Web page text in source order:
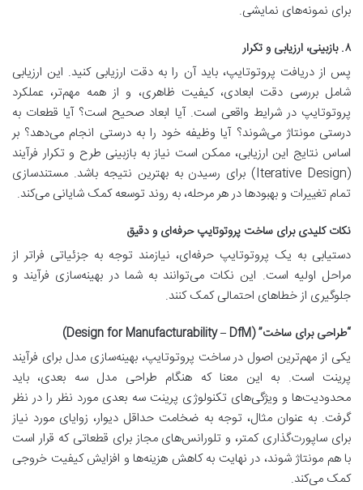
برای نمونه‌های نمایشی.
۸. بازبینی، ارزیابی و تکرار
پس از دریافت پروتوتایپ، باید آن را به دقت ارزیابی کنید. این ارزیابی
شامل بررسی دقت ابعادی، کیفیت ظاهری، و از همه مهم‌تر، عملکرد
پروتوتایپ در شرایط واقعی است. آیا ابعاد صحیح است؟ آیا قطعات به
درستی مونتاژ می‌شوند؟ آیا وظیفه خود را به درستی انجام می‌دهد؟ بر
اساس نتایج این ارزیابی، ممکن است نیاز به بازبینی طرح و تکرار فرآیند
(Iterative Design) برای رسیدن به بهترین نتیجه باشد. مستندسازی
تمام تغییرات و بهبودها در هر مرحله، به روند توسعه کمک شایانی می‌کند.
نکات کلیدی برای ساخت پروتوتایپ حرفه‌ای و دقیق
دستیابی به یک پروتوتایپ حرفه‌ای، نیازمند توجه به جزئیاتی فراتر از
مراحل اولیه است. این نکات می‌توانند به شما در بهینه‌سازی فرآیند و
جلوگیری از خطاهای احتمالی کمک کنند.
“طراحی برای ساخت” (Design for Manufacturability – DfM)
یکی از مهم‌ترین اصول در ساخت پروتوتایپ، بهینه‌سازی مدل برای فرآیند
پرینت است. به این معنا که هنگام طراحی مدل سه بعدی، باید
محدودیت‌ها و ویژگی‌های تکنولوژی پرینت سه بعدی مورد نظر را در نظر
گرفت. به عنوان مثال، توجه به ضخامت حداقل دیوار، زوایای مورد نیاز
برای ساپورت‌گذاری کمتر، و تلورانس‌های مجاز برای قطعاتی که قرار است
با هم مونتاژ شوند، در نهایت به کاهش هزینه‌ها و افزایش کیفیت خروجی
کمک می‌کند.